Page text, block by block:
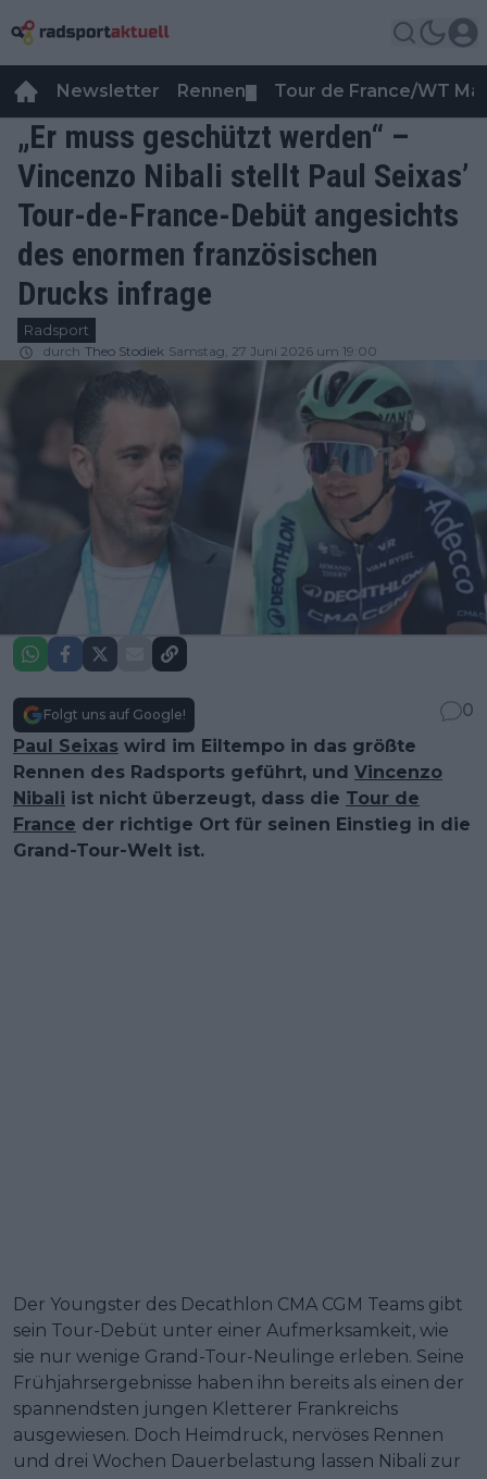
Newsletter Rennen Tour de France/WT
„Er muss geschützt werden“ –
Vincenzo Nibali stellt Paul Seixas’
Tour-de-France-Debüt angesichts
des enormen französischen
Drucks infrage
Radsport
durch Theo Stodiek Samstag, 27 Juni 2026 um 19:00
Folgt uns auf Google!
0
Paul Seixas wird im Eiltempo in das größte
Rennen des Radsports geführt, und Vincenzo
Nibali ist nicht überzeugt, dass die Tour de
France der richtige Ort für seinen Einstieg in die
Grand-Tour-Welt ist.
Der Youngster des Decathlon CMA CGM Teams gibt
sein Tour-Debüt unter einer Aufmerksamkeit, wie
sie nur wenige Grand-Tour-Neulinge erleben. Seine
Frühjahrsergebnisse haben ihn bereits als einen der
spannendsten jungen Kletterer Frankreichs
ausgewiesen. Doch Heimdruck, nervöses Rennen
und drei Wochen Dauerbelastung lassen Nibali zur